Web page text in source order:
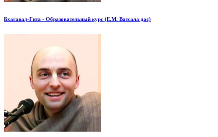
Бхагавад-Гита - Образовательный курс (Е.М. Ватсала дас)